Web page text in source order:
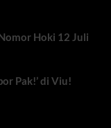
Hoki 12 Juli
Pak!’ di Viu!